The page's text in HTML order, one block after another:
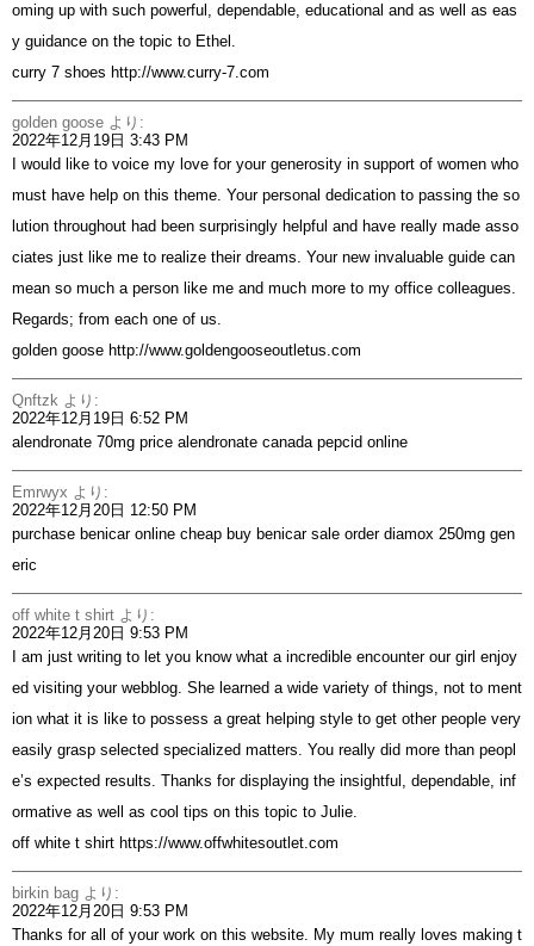
oming up with such powerful, dependable, educational and as well as eas
y guidance on the topic to Ethel.
curry 7 shoes http://www.curry-7.com
golden goose より:
2022年12月19日 3:43 PM
I would like to voice my love for your generosity in support of women who
must have help on this theme. Your personal dedication to passing the so
lution throughout had been surprisingly helpful and have really made asso
ciates just like me to realize their dreams. Your new invaluable guide can
mean so much a person like me and much more to my office colleagues.
Regards; from each one of us.
golden goose http://www.goldengooseoutletus.com
Qnftzk より:
2022年12月19日 6:52 PM
alendronate 70mg price alendronate canadapepcid online
Emrwyx より:
2022年12月20日 12:50 PM
purchase benicar online cheap buy benicar sale order diamox 250mg gen
eric
off white t shirt より:
2022年12月20日 9:53 PM
I am just writing to let you know what a incredible encounter our girl enjoy
ed visiting your webblog. She learned a wide variety of things, not to ment
ion what it is like to possess a great helping style to get other people very
easily grasp selected specialized matters. You really did more than peopl
e’s expected results. Thanks for displaying the insightful, dependable, inf
ormative as well as cool tips on this topic to Julie.
off white t shirt https://www.offwhitesoutlet.com
birkin bag より:
2022年12月20日 9:53 PM
Thanks for all of your work on this website. My mum really loves making t